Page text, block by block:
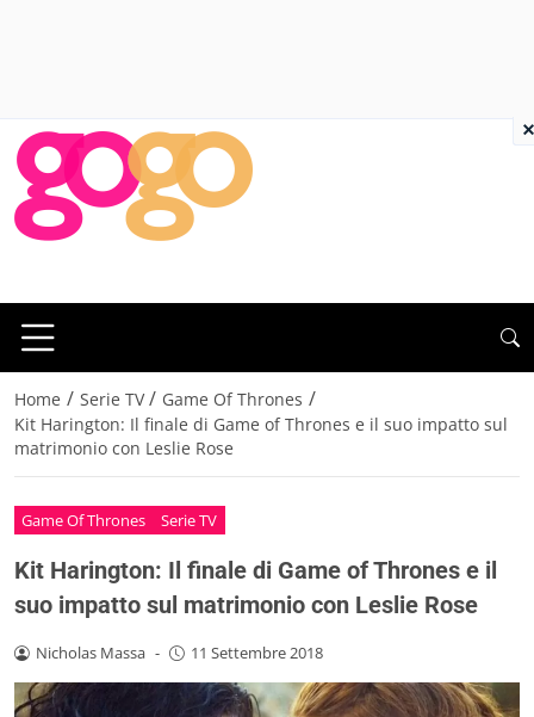
Home / Serie TV / Game Of Thrones /
Kit Harington: Il finale di Game of Thrones e il suo impatto sul
matrimonio con Leslie Rose
Game Of Thrones Serie TV
Kit Harington: Il finale di Game of Thrones e il
suo impatto sul matrimonio con Leslie Rose
Nicholas Massa - 11 Settembre 2018
×